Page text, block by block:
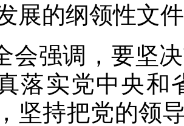
展的纲领性文
会强调，要坚
落实党中央和
坚持把党的领